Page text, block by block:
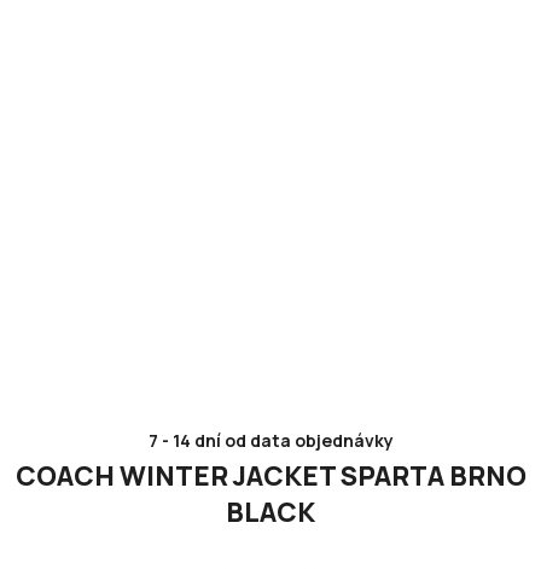
7 - 14 dní od data objednávky
COACH WINTER JACKET SPARTA BRNO
BLACK